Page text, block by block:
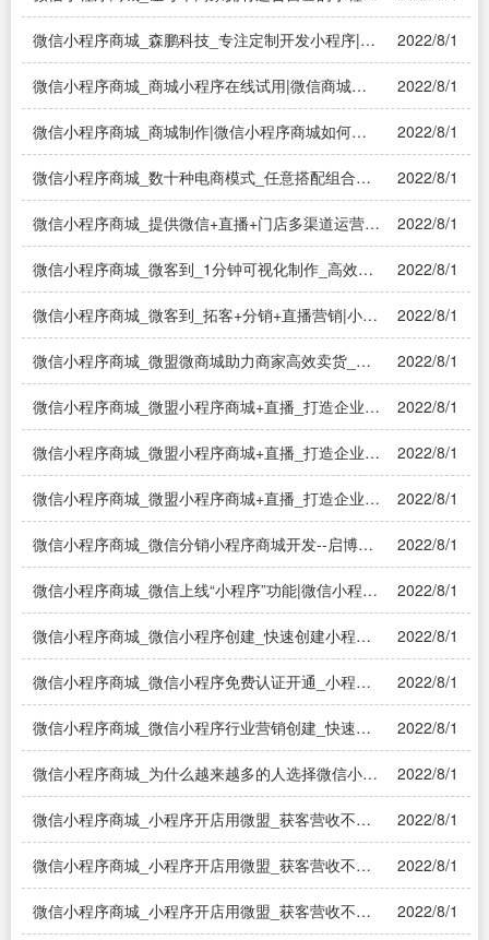
序|微信小程序商城制作步骤是？
微信小程序商城_森鹏科技_专注定制开发小程序|微
信小程序开发一个商城需要多少钱
2022/8/1
微信小程序商城_商城小程序在线试用|微信商城小
程序该怎么做？
2022/8/1
微信小程序商城_商城制作|微信小程序商城如何开
发 制作商城需要哪些流程
2022/8/1
微信小程序商城_数十种电商模式_任意搭配组合源
码交付|做一个小程序商城有几种方法？——溯源系
统
2022/8/1
微信小程序商城_提供微信+直播+门店多渠道运营方
案|小程序商城的解决方案有哪些？
2022/8/1
微信小程序商城_微客到_1分钟可视化制作_高效卖
货|我想制作微信小程序卖货，怎么操作？求指教
2022/8/1
微信小程序商城_微客到_拓客+分销+直播营销|小程
序商城的营销活动怎么做？
2022/8/1
微信小程序商城_微盟微商城助力商家高效卖货_限
时免费..|有没有可以免费使用的微信商城系统？
2022/8/1
微信小程序商城_微盟小程序商城+直播_打造企业爆
款商城|微信商城小程序该怎么做？
2022/8/1
微信小程序商城_微盟小程序商城+直播_打造企业爆
款商城|为什么微信小程序商城那么受欢迎?
2022/8/1
微信小程序商城_微盟小程序商城+直播_打造企业爆
款商城|怎么创建那种小程序商城？
2022/8/1
微信小程序商城_微信分销小程序商城开发--启博软
件|微信商城小程序该怎么做？
2022/8/1
微信小程序商城_微信上线“小程序”功能|微信小程序
商城与微信微商城有什么区别
2022/8/1
微信小程序商城_微信小程序创建_快速创建小程序
营销推|怎么创建那种小程序商城？
2022/8/1
微信小程序商城_微信小程序免费认证开通_小程序
功能创建|微信小程序商城怎么开通的？
2022/8/1
微信小程序商城_微信小程序行业营销创建_快速创
建小..|微信小程序商城如何开发 制作商城需要哪些
流程
2022/8/1
微信小程序商城_为什么越来越多的人选择微信小程
序?|开发商城小程序有哪些好处？
2022/8/1
微信小程序商城_小程序开店用微盟_获客营收不再
愁|实体店如何在微信小程序开店
2022/8/1
微信小程序商城_小程序开店用微盟_获客营收不再
愁|微信卖货用什么小程序？
2022/8/1
微信小程序商城_小程序开店用微盟_获客营收不再
愁|小程序商城开发找哪家公司？
2022/8/1